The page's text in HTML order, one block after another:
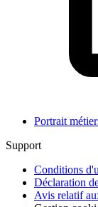
Portrait
Support
Conditions
Déclaration
Avis relatif